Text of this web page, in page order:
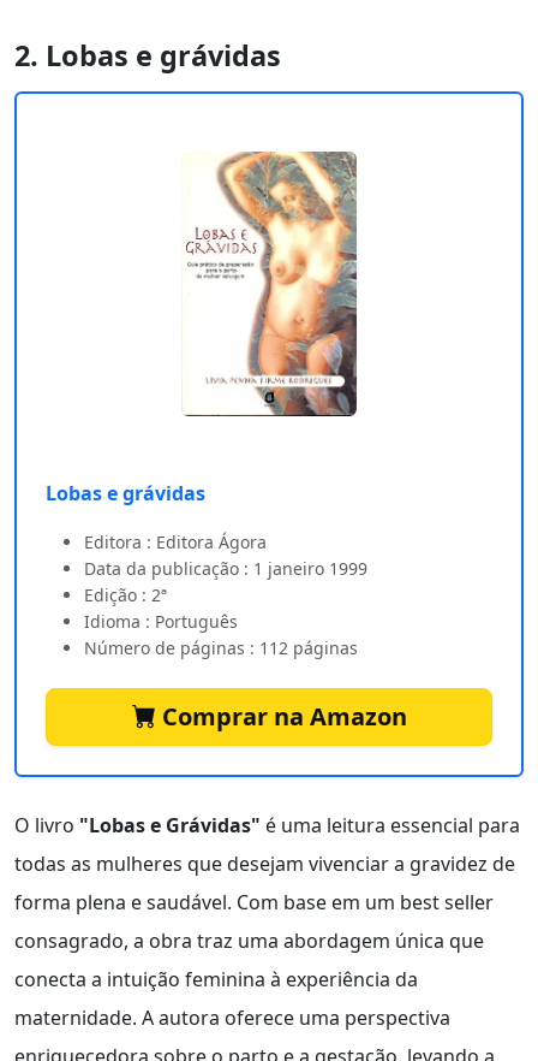
2. Lobas e grávidas
Lobas e grávidas
Editora : Editora Ágora
Data da publicação : 1 janeiro 1999
Edição : 2ª
Idioma : Português
Número de páginas : 112 páginas
Comprar na Amazon
O livro "Lobas e Grávidas" é uma leitura essencial para
todas as mulheres que desejam vivenciar a gravidez de
forma plena e saudável. Com base em um best seller
consagrado, a obra traz uma abordagem única que
conecta a intuição feminina à experiência da
maternidade. A autora oferece uma perspectiva